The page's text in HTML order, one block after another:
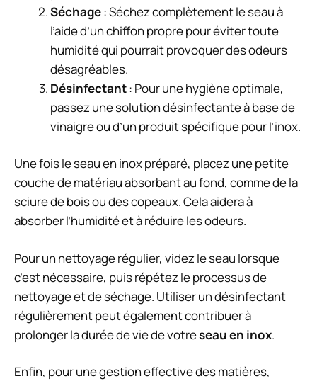
Séchage: Séchez complètement le seau à
l’aide d’un chiffon propre pour éviter toute
humidité qui pourrait provoquer des odeurs
désagréables.
Désinfectant: Pour une hygiène optimale,
passez une solution désinfectante à base de
vinaigre ou d’un produit spécifique pour l’inox.
Une fois le seau en inox préparé, placez une petite
couche de matériau absorbant au fond, comme de la
sciure de bois ou des copeaux. Cela aidera à
absorber l’humidité et à réduire les odeurs.
Pour un nettoyage régulier, videz le seau lorsque
c’est nécessaire, puis répétez le processus de
nettoyage et de séchage. Utiliser un désinfectant
régulièrement peut également contribuer à
prolonger la durée de vie de votreseau en inox.
Enfin, pour une gestion effective des matières,